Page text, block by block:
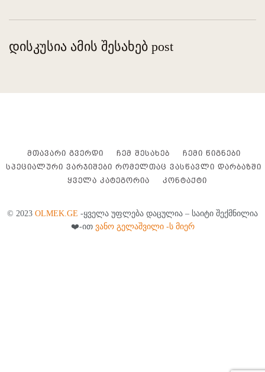
დისკუსია ამის შესახებ post
ᲛᲗᲐᲕᲐᲠᲘ ᲒᲕᲔᲠᲓᲘ ᲩᲔᲛ ᲨᲔᲡᲐᲮᲔᲑ
ᲩᲔᲛᲘ ᲬᲘᲒᲜᲔᲑᲘ
ᲡᲞᲔᲪᲘᲐᲚᲣᲠᲘ ᲕᲐᲠᲯᲘᲨᲔᲑᲘ ᲠᲝᲛᲔᲚᲗᲐᲪ ᲕᲐᲡᲬᲐᲕᲚᲘ ᲓᲐᲠᲑᲐᲖᲨᲘ
ᲧᲕᲔᲚᲐ ᲙᲐᲢᲔᲒᲝᲠᲘᲐ
ᲙᲝᲜᲢᲐᲥᲢᲘ
© 2023 OLMEK.GE -ყველა უფლება დაცულია – საიტი შექმნილია
❤️-ით ვანო გელაშვილი -ს მიერ